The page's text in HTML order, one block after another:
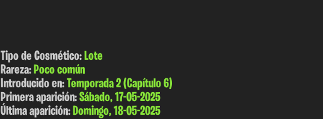
Tipo de Cosmético:Lote
Rareza:Poco común
Introducido en:Temporada 2 (Capítulo 6)
Primera aparición:Sábado, 17-05-2025
Última aparición:Domingo, 18-05-2025